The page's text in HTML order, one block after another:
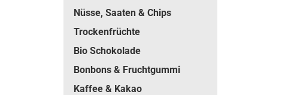
Nüsse, Saaten & Chips
Trockenfrüchte
Bio Schokolade
Bonbons & Fruchtgummi
Kaffee & Kakao